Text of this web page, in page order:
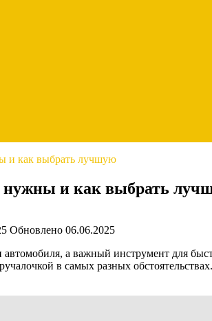
и как выбрать лучшую
нужны и как выбрать
Обновлено 06.06.2025
а важный инструмент для
в самых разных